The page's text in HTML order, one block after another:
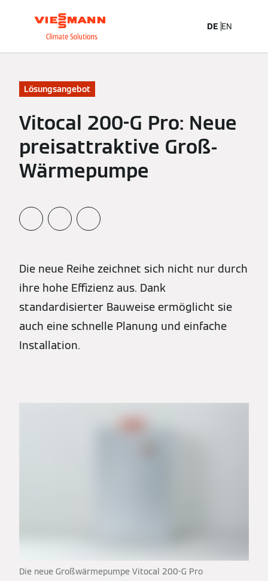
DE EN
Lösungsangebot
Vitocal 200-G Pro: Neue
preisattraktive Groß-
Wärmepumpe
Die neue Reihe zeichnet sich nicht nur durch
ihre hohe Effizienz aus. Dank
standardisierter Bauweise ermöglicht sie
auch eine schnelle Planung und einfache
Installation.
Die neue Großwärmepumpe Vitocal 200-G Pro